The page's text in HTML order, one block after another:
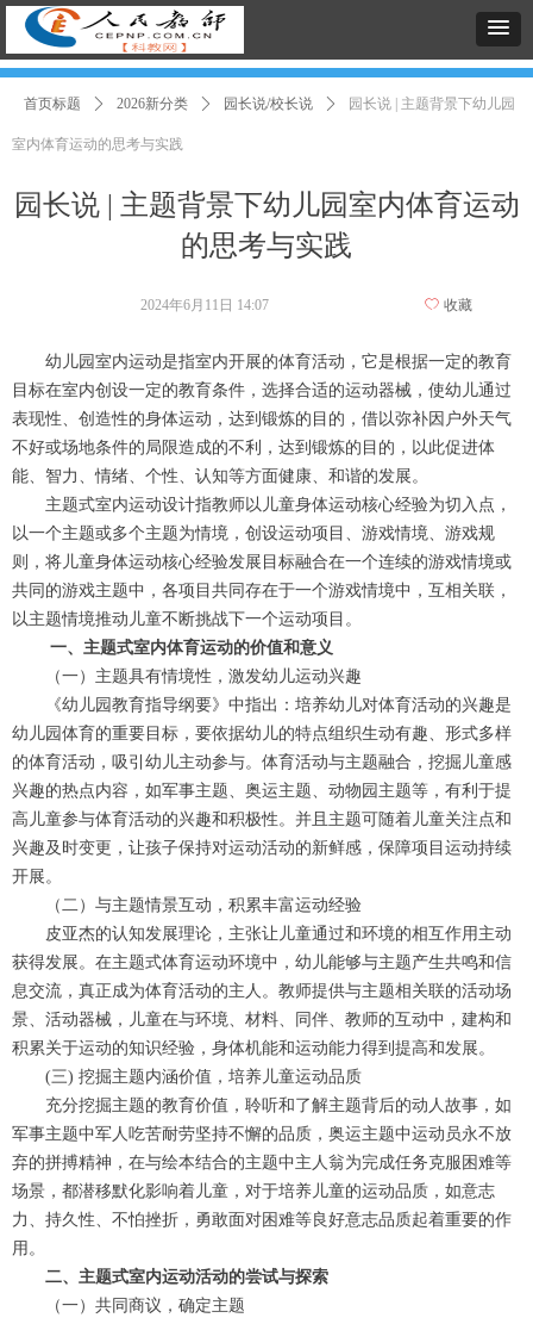
园长说 | 主题背景下幼儿园室内体育运动
的思考与实践
首页标题 ꄲ 2026新分类 ꄲ 园长说/校长说 ꄲ 园长说 | 主题背景下幼儿园
室内体育运动的思考与实践
幼儿园室内运动是指室内开展的体育活动，它是根据一定的教育
目标在室内创设一定的教育条件，选择合适的运动器械，使幼儿通过
表现性、创造性的身体运动，达到锻炼的目的，借以弥补因户外天气
不好或场地条件的局限造成的不利，达到锻炼的目的，以此促进体
能、智力、情绪、个性、认知等方面健康、和谐的发展。
主题式室内运动设计指教师以儿童身体运动核心经验为切入点，
以一个主题或多个主题为情境，创设运动项目、游戏情境、游戏规
则，将儿童身体运动核心经验发展目标融合在一个连续的游戏情境或
共同的游戏主题中，各项目共同存在于一个游戏情境中，互相关联，
以主题情境推动儿童不断挑战下一个运动项目。
一、主题式室内体育运动的价值和意义
（一）主题具有情境性，激发幼儿运动兴趣
《幼儿园教育指导纲要》中指出：培养幼儿对体育活动的兴趣是
幼儿园体育的重要目标，要依据幼儿的特点组织生动有趣、形式多样
的体育活动，吸引幼儿主动参与。体育活动与主题融合，挖掘儿童感
兴趣的热点内容，如军事主题、奥运主题、动物园主题等，有利于提
高儿童参与体育活动的兴趣和积极性。并且主题可随着儿童关注点和
兴趣及时变更，让孩子保持对运动活动的新鲜感，保障项目运动持续
开展。
（二）与主题情景互动，积累丰富运动经验
皮亚杰的认知发展理论，主张让儿童通过和环境的相互作用主动
获得发展。在主题式体育运动环境中，幼儿能够与主题产生共鸣和信
息交流，真正成为体育活动的主人。教师提供与主题相关联的活动场
景、活动器械，儿童在与环境、材料、同伴、教师的互动中，建构和
积累关于运动的知识经验，身体机能和运动能力得到提高和发展。
(三) 挖掘主题内涵价值，培养儿童运动品质
充分挖掘主题的教育价值，聆听和了解主题背后的动人故事，如
军事主题中军人吃苦耐劳坚持不懈的品质，奥运主题中运动员永不放
弃的拼搏精神，在与绘本结合的主题中主人翁为完成任务克服困难等
场景，都潜移默化影响着儿童，对于培养儿童的运动品质，如意志
力、持久性、不怕挫折，勇敢面对困难等良好意志品质起着重要的作
用。
二、主题式室内运动活动的尝试与探索
（一）共同商议，确定主题
2024年6月11日 14:07 ꄀ 收藏